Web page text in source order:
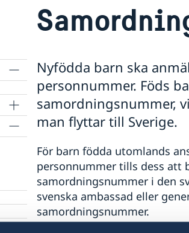
Nyfödda barn ska
personnummer. Föds
samordningsnummer,
man flyttar till Sverige.
För barn födda utomlands
personnummer tills dess att
samordningsnummer i den
svenska ambassad eller
samordningsnummer.